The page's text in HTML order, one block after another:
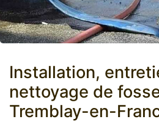
Installation,
nettoyage de
Tremblay-en-